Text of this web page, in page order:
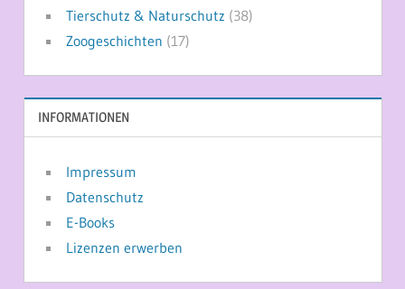
Tierschutz & Naturschutz (38)
Zoogeschichten (17)
INFORMATIONEN
Impressum
Datenschutz
E-Books
Lizenzen erwerben